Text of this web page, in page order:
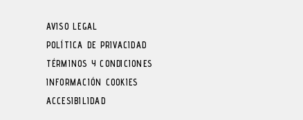
AVISO LEGAL
POLÍTICA DE PRIVACIDAD
TÉRMINOS Y CONDICIONES
INFORMACIÓN COOKIES
ACCESIBILIDAD